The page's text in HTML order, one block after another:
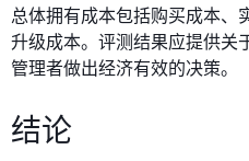
总体拥有成本包括购买成本、
升级成本。评测结果应提供关
管理者做出经济有效的决策。
结论